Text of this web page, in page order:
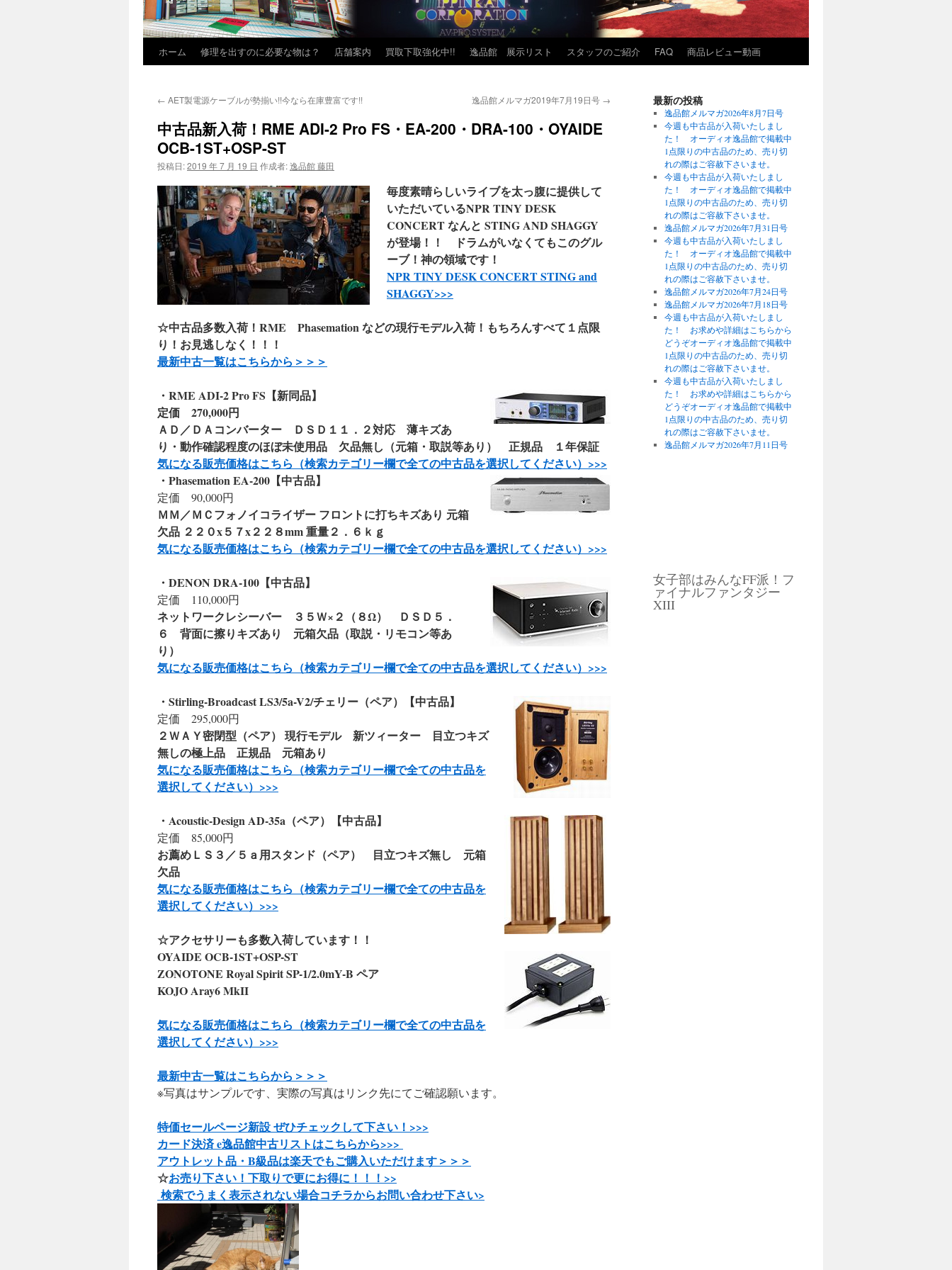
ホーム 修理を出すのに必要な物は？ 店舗案内 買取下取強化中!! 逸品館 展示リスト スタッフのご紹介 FAQ 商品レビュー動画
← AET製電源ケーブルが勢揃い!!今なら在庫豊富です!! 逸品館メルマガ2019年7月19日号 →
中古品新入荷！RME ADI-2 Pro FS・EA-200・DRA-100・OYAIDE
OCB-1ST+OSP-ST
投稿日:2019 年 7 月 19 日 作成者:逸品館 藤田
毎度素晴らしいライブを太っ腹に提供して
いただいているNPR TINY DESK
CONCERT なんと STING AND SHAGGY
が登場！！ ドラムがいなくてもこのグル
ーブ！神の領域です！
NPR TINY DESK CONCERT STING and
SHAGGY>>>
☆中古品多数入荷！RME Phasemation などの現行モデル入荷！もちろんすべて１点限
り！お見逃しなく！！！
最新中古一覧はこちらから＞＞＞
・RME ADI-2 Pro FS【新同品】
定価 270,000円
ＡＤ／ＤＡコンバーター ＤＳＤ１１．２対応 薄キズあ
り・動作確認程度のほぼ未使用品 欠品無し（元箱・取説等あり） 正規品 １年保証
気になる販売価格はこちら（検索カテゴリー欄で全ての中古品を選択してください）>>>
・Phasemation EA-200【中古品】
定価 90,000円
ＭＭ／ＭＣフォノイコライザー フロントに打ちキズあり 元箱
欠品 ２２０x５７x２２８mm 重量２．６ｋｇ
気になる販売価格はこちら（検索カテゴリー欄で全ての中古品を選択してください）>>>
・DENON DRA-100【中古品】
定価 110,000円
ネットワークレシーバー ３５Ｗ×２（８Ω） ＤＳＤ５．
６ 背面に擦りキズあり 元箱欠品（取説・リモコン等あ
り）
気になる販売価格はこちら（検索カテゴリー欄で全ての中古品を選択してください）>>>
・Stirling-Broadcast LS3/5a-V2/チェリー（ペア）【中古品】
定価 295,000円
２ＷＡＹ密閉型（ペア） 現行モデル 新ツィーター 目立つキズ
無しの極上品 正規品 元箱あり
気になる販売価格はこちら（検索カテゴリー欄で全ての中古品を
選択してください）>>>
・Acoustic-Design AD-35a（ペア）【中古品】
定価 85,000円
お薦めＬＳ３／５ａ用スタンド（ペア） 目立つキズ無し 元箱
欠品
気になる販売価格はこちら（検索カテゴリー欄で全ての中古品を
選択してください）>>>
☆アクセサリーも多数入荷しています！！
OYAIDE OCB-1ST+OSP-ST
ZONOTONE Royal Spirit SP-1/2.0mY-B ペア
KOJO Aray6 MkII
気になる販売価格はこちら（検索カテゴリー欄で全ての中古品を
選択してください）>>>
最新中古一覧はこちらから＞＞＞
※写真はサンプルです、実際の写真はリンク先にてご確認願います。
特価セールページ新設 ぜひチェックして下さい！>>>
カード決済 e逸品館中古リストはこちらから>>>
アウトレット品・B級品は楽天でもご購入いただけます＞＞＞
☆お売り下さい！下取りで更にお得に！！！>>
検索でうまく表示されない場合コチラからお問い合わせ下さい>
最新の投稿
逸品館メルマガ2026年8月7日号
今週も中古品が入荷いたしまし
た！ オーディオ逸品館で掲載中
1点限りの中古品のため、売り切
れの際はご容赦下さいませ。
今週も中古品が入荷いたしまし
た！ オーディオ逸品館で掲載中
1点限りの中古品のため、売り切
れの際はご容赦下さいませ。
逸品館メルマガ2026年7月31日号
今週も中古品が入荷いたしまし
た！ オーディオ逸品館で掲載中
1点限りの中古品のため、売り切
れの際はご容赦下さいませ。
逸品館メルマガ2026年7月24日号
逸品館メルマガ2026年7月18日号
今週も中古品が入荷いたしまし
た！ お求めや詳細はこちらから
どうぞオーディオ逸品館で掲載中
1点限りの中古品のため、売り切
れの際はご容赦下さいませ。
今週も中古品が入荷いたしまし
た！ お求めや詳細はこちらから
どうぞオーディオ逸品館で掲載中
1点限りの中古品のため、売り切
れの際はご容赦下さいませ。
逸品館メルマガ2026年7月11日号
女子部はみんなFF派！フ
ァイナルファンタジー
XIII